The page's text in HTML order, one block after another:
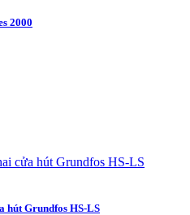
2000
hút Grundfos HS-LS